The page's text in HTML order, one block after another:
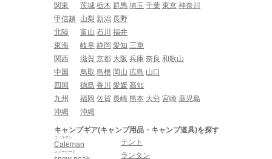
関東
茨城 栃木 群馬 埼玉 千葉 東京 神奈川
甲信越
山梨 新潟 長野
北陸
富山 石川 福井
東海
岐阜 静岡 愛知 三重
関西
滋賀 京都 大阪 兵庫 奈良 和歌山
中国
鳥取 島根 岡山 広島 山口
四国
徳島 香川 愛媛 高知
九州
福岡 佐賀 長崎 熊本 大分 宮崎 鹿児島
沖縄
沖縄
キャンプギア(キャンプ用品・キャンプ道具)を探す
Caleman
コールマン
スノーピーク
テント
ランタン